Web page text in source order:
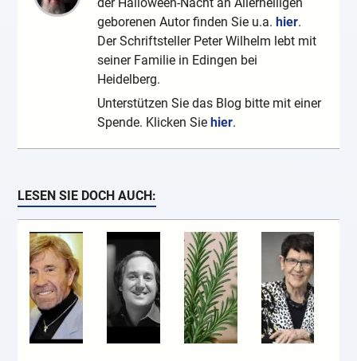
geborenen Autor finden Sie u.a.hier.
Der Schriftsteller Peter Wilhelm lebt mit
seiner Familie in Edingen bei
Heidelberg.
Unterstützen Sie das Blog bitte mit einer
Spende. Klicken Siehier.
LESEN SIE DOCH AUCH: